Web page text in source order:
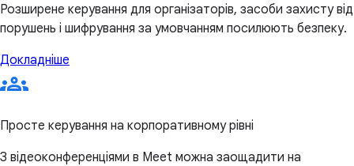
Розширене керування для організаторів, засоби захисту від
порушень і шифрування за умовчанням посилюють безпеку.
Докладніше
Просте керування на корпоративному рівні
З відеоконференціями в Meet можна заощадити на